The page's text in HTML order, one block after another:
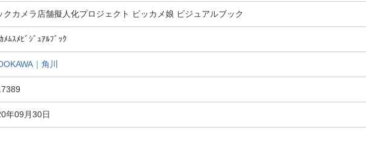
クカメラ店舗擬人化プロジェクト ビッカメ娘 ビジュアルブック
ﾒﾑｽﾒﾋﾞｼﾞｭｱﾙﾌﾞｯｸ
｜角川
年09月30日